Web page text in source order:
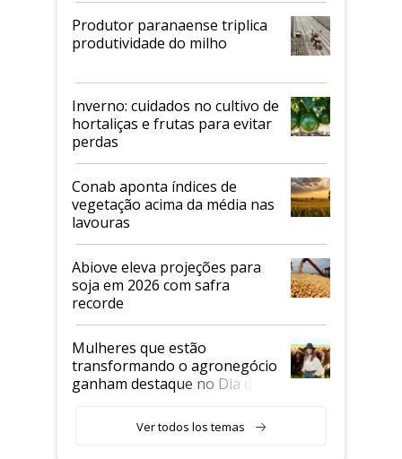
Produtor paranaense triplica
produtividade do milho
Inverno: cuidados no cultivo de
hortaliças e frutas para evitar
perdas
Conab aponta índices de
vegetação acima da média nas
lavouras
Abiove eleva projeções para
soja em 2026 com safra
recorde
Mulheres que estão
transformando o agronegócio
ganham destaque no Dia do
Ver todos los temas